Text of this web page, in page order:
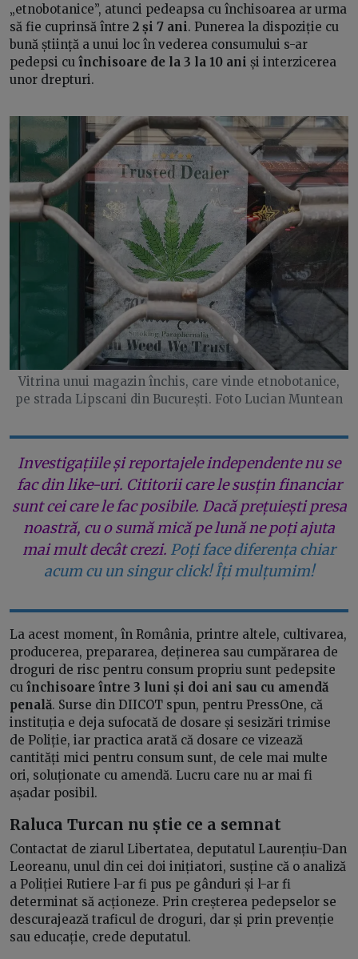
„etnobotanice”, atunci pedeapsa cu închisoarea ar urma
să fie cuprinsă între 2 și 7 ani. Punerea la dispoziție cu
bună știință a unui loc în vederea consumului s-ar
pedepsi cu închisoare de la 3 la 10 ani și interzicerea
unor drepturi.
Vitrina unui magazin închis, care vinde etnobotanice,
pe strada Lipscani din București. Foto Lucian Muntean
Investigațiile și reportajele independente nu se
fac din like-uri. Cititorii care le susțin financiar
sunt cei care le fac posibile. Dacă prețuiești presa
noastră, cu o sumă mică pe lună ne poți ajuta
mai mult decât crezi. Poți face diferența chiar
acum cu un singur click! Îți mulțumim!
La acest moment, în România, printre altele, cultivarea,
producerea, prepararea, deținerea sau cumpărarea de
droguri de risc pentru consum propriu sunt pedepsite
cu închisoare între 3 luni și doi ani sau cu amendă
penală. Surse din DIICOT spun, pentru PressOne, că
instituția e deja sufocată de dosare și sesizări trimise
de Poliție, iar practica arată că dosare ce vizează
cantități mici pentru consum sunt, de cele mai multe
ori, soluționate cu amendă. Lucru care nu ar mai fi
așadar posibil.
Raluca Turcan nu știe ce a semnat
Contactat de ziarul Libertatea, deputatul Laurențiu-Dan
Leoreanu, unul din cei doi inițiatori, susține că o analiză
a Poliției Rutiere l-ar fi pus pe gânduri și l-ar fi
determinat să acționeze. Prin creșterea pedepselor se
descurajează traficul de droguri, dar și prin prevenție
sau educație, crede deputatul.